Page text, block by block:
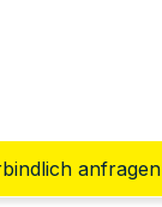
anfragen